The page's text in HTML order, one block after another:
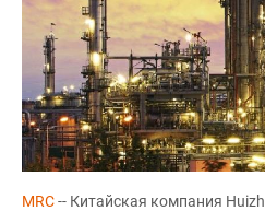
MRC-- Китайская компания